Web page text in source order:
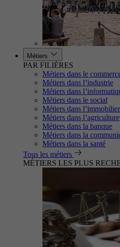
Métiers
PAR FILIÈRES
Métiers dans le
Métiers dans l’industrie
Métiers dans
Métiers dans le social
Métiers dans l’immobilier
Métiers dans l’agriculture
Métiers dans la banque
Métiers dans la
Métiers dans la santé
Tous les métiers
MÉTIERS LES PLUS